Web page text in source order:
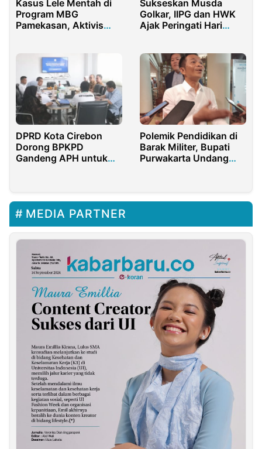
Kasus Lele Mentah di
Program MBG
Pamekasan, Aktivis
Sukseskan Musda
Golkar, IIPG dan HWK
Ajak Peringati Hari
Negeri Pulihkan Bumi
DPRD Kota Cirebon
Dorong BPKPD
Gandeng APH untuk
Polemik Pendidikan di
Barak Militer, Bupati
Purwakarta Undang
MEDIA PARTNER